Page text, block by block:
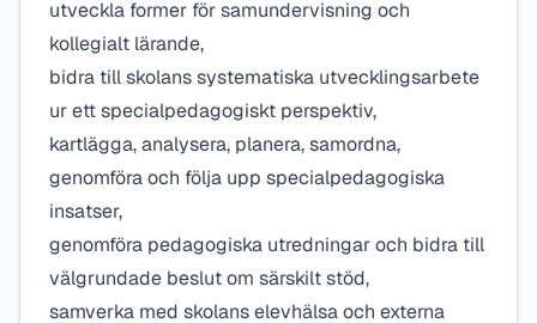
utveckla former för samundervisning och
kollegialt lärande,
bidra till skolans systematiska utvecklingsarbete
ur ett specialpedagogiskt perspektiv,
kartlägga, analysera, planera, samordna,
genomföra och följa upp specialpedagogiska
insatser,
genomföra pedagogiska utredningar och bidra till
välgrundade beslut om särskilt stöd,
samverka med skolans elevhälsa och externa